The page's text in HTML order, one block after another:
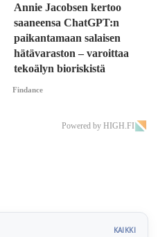
Annie Jacobsen kertoo
saaneensa ChatGPT:n
paikantamaan salaisen
hätävaraston – varoittaa
tekoälyn bioriskistä
Findance
Powered by HIGH.FI
KAIKKI